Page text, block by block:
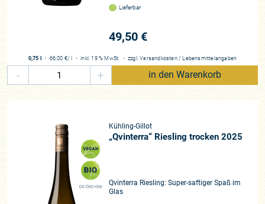
Lieferbar
49,50 €
0,75 l ・ 66,00 €/ l ・inkl. 19 % MwSt. ・ zzgl.Versandkosten / Lebensmittelangaben
- + in den Warenkorb
DE-ÖKO-006
Kühling-Gillot
„Qvinterra“ Riesling trocken 2025
Qvinterra Riesling: Super-saftiger Spaß im
Glas